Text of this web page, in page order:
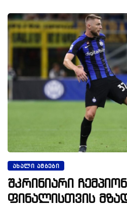
ᲐᲮᲐᲚᲘ ᲐᲛᲑᲔᲑᲘ
შკრინიარი
ფინალისთვის